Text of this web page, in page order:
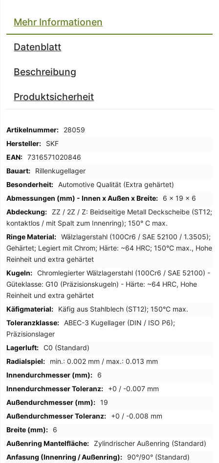
Mehr Informationen
Datenblatt
Beschreibung
Produktsicherheit
Mehr
Informationen
28059
SKF
7316571020846
Rillenkugellager
Automotive Qualität (Extra gehärtet)
6 x 19 x 6
ZZ / 2Z / Z: Beidseitige Metall Deckscheibe (ST12;
kontaktlos / mit Spalt zum Innenring); 150° C max.
Wälzlagerstahl (100Cr6 / SAE 52100 / 1.3505);
Gehärtet; Legiert mit Chrom; Härte: ~64 HRC; 150°C max., Hohe
Reinheit und extra gehärtet
Chromlegierter Wälzlagerstahl (100Cr6 / SAE 52100) -
Güteklasse: G10 (Präzisionskugeln) - Härte: ~64 HRC, Hohe
Reinheit und extra gehärtet
Käfig aus Stahlblech (ST12); 150°C max.
ABEC-3 Kugellager (DIN / ISO P6);
Präzisionslager
C0 (Standard)
min.: 0.002 mm / max.: 0.013 mm
6
+0 / -0.007 mm
19
+0 / -0.008 mm
6
Zylindrischer Außenring (Standard)
90°/90° (Standard)